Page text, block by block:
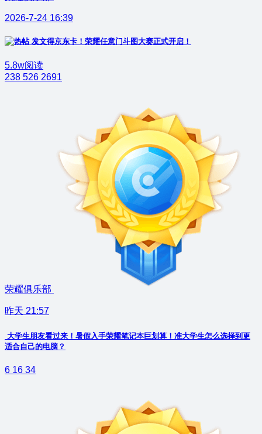
2026-7-24 16:39
发文得京东卡！荣耀任意门斗图大赛正式开启！
5.8w阅读
238 526 2691
荣耀俱乐部
昨天 21:57
大学生朋友看过来！暑假入手荣耀笔记本巨划算！准大学生怎么选择到更
适合自己的电脑？
6 16 34